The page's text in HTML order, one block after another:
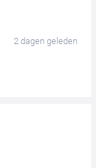
2 dagen geleden